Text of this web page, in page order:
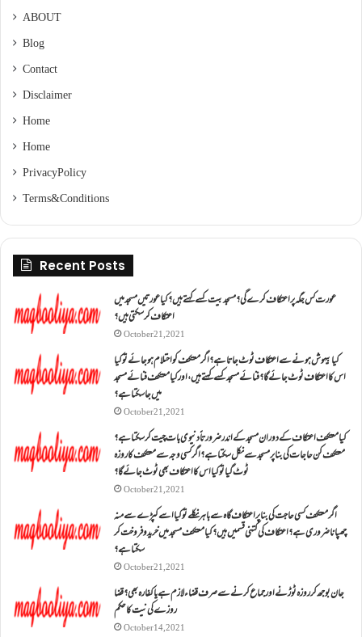
ABOUT
Blog
Contact
Disclaimer
Home
Home
Privacy Policy
Terms & Conditions
Recent Posts
عورت کس جگہ پر اعتکاف کرے گی؟مسجد بیت کسے کہتے ہیں؟کیا عورتیں مسجد میں
اعتکاف کر سکتی ہیں؟
October 21, 2021
کیا بیہوش ہونے سے اعتکاف ٹوٹ جاتا ہے؟ اگر معتکف کو احتلام ہو جائے تو کیا
اس کا اعتکاف ٹوٹ جائے گا؟فنائے مسجد کسے کہتے ہیں ، اور کیا معتکف فنائے مسجد
میں جا سکتا ہے؟
October 21, 2021
کیا معتکف اعتکاف کے دوران مسجد کے اندر ضرورتاً دنیوی بات چیت کر سکتا ہے؟
معتکف کن حاجات کی بنا پر مسجد سے نکل سکتا ہے؟ اگر کسی وجہ سے معتکف کا روزہ
ٹوٹ گیا تو کیا اس کا اعتکاف بھی ٹوٹ جائے گا؟
October 21, 2021
اگر معتکف کسی حاجت کی بنا پر اعتکاف گاہ سے باہر نکلے تو کیا اسے کپڑے سے منہ
چھپانا ضروری ہے؟اعتکاف کی کتنی قسمیں ہیں؟کیا معتکف مسجد میں خرید و فروخت کر
سکتا ہے؟
October 21, 2021
جان بوجھ کر روزہ ٹوڑنے اور جماع کرنے سے صرف قضاء لازم ہے یا کفارہ بھی؟ قضا
روزے کی نیت کا حکم
October 14, 2021